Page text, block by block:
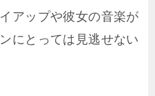
アップや彼女の音楽が
にとっては見逃せない